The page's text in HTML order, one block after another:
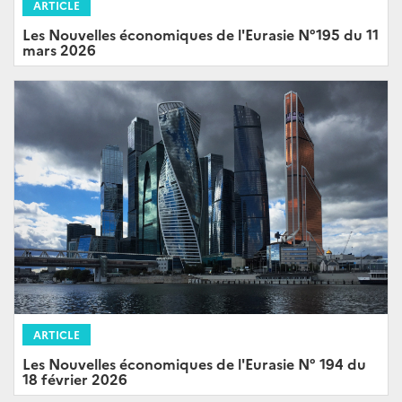
ARTICLE
Les Nouvelles économiques de l'Eurasie N°195 du 11
mars 2026
ARTICLE
Les Nouvelles économiques de l'Eurasie N° 194 du
18 février 2026